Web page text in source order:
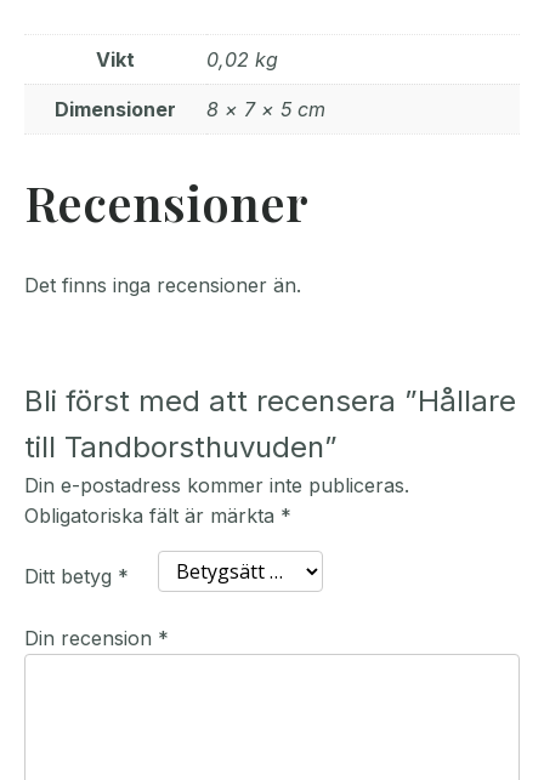
Vikt 0,02 kg
Dimensioner 8 × 7 × 5 cm
Recensioner
Det finns inga recensioner än.
Bli först med att recensera ”Hållare
till Tandborsthuvuden”
Din e-postadress kommer inte publiceras.
Obligatoriska fält är märkta *
Ditt betyg *
Din recension *